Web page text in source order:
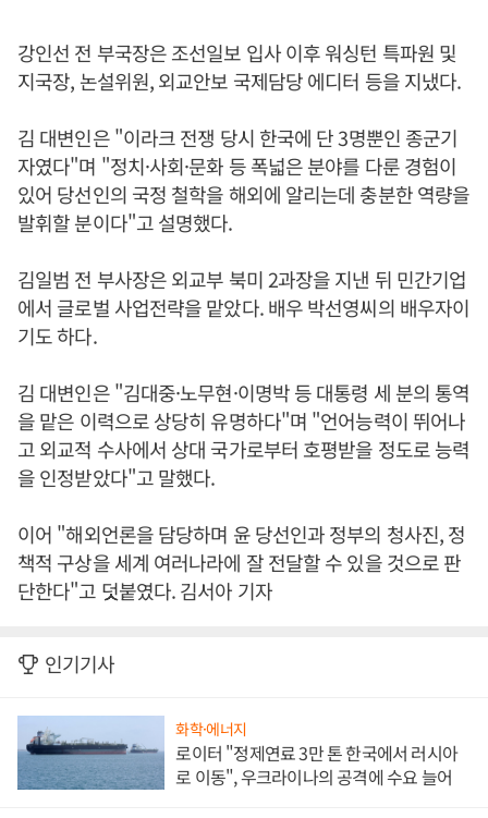
강인선 전 부국장은 조선일보 입사 이후 워싱턴 특파원 및
지국장, 논설위원, 외교안보 국제담당 에디터 등을 지냈다.
김 대변인은 "이라크 전쟁 당시 한국에 단 3명뿐인 종군기
자였다"며 "정치·사회·문화 등 폭넓은 분야를 다룬 경험이
있어 당선인의 국정 철학을 해외에 알리는데 충분한 역량을
발휘할 분이다"고 설명했다.
김일범 전 부사장은 외교부 북미 2과장을 지낸 뒤 민간기업
에서 글로벌 사업전략을 맡았다. 배우 박선영씨의 배우자이
기도 하다.
김 대변인은 "김대중·노무현·이명박 등 대통령 세 분의 통역
을 맡은 이력으로 상당히 유명하다"며 "언어능력이 뛰어나
고 외교적 수사에서 상대 국가로부터 호평받을 정도로 능력
을 인정받았다"고 말했다.
이어 "해외언론을 담당하며 윤 당선인과 정부의 청사진, 정
책적 구상을 세계 여러나라에 잘 전달할 수 있을 것으로 판
단한다"고 덧붙였다. 김서아 기자
인기기사
화학·에너지
로이터 "정제연료 3만 톤 한국에서 러시아
로 이동", 우크라이나의 공격에 수요 늘어